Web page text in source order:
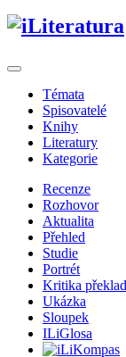
Témata
Spisovatelé
Knihy
Literatury
Kategorie
Recenze
Rozhovor
Aktualita
Přehled
Studie
Portrét
Kritika
Ukázka
Sloupek
ILiGlosa